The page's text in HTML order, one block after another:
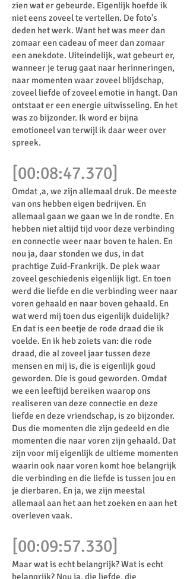
zien wat er gebeurde. Eigenlijk hoefde ik
niet eens zoveel te vertellen. De foto's
deden het werk. Want het was meer dan
zomaar een cadeau of meer dan zomaar
een anekdote. Uiteindelijk, wat gebeurt er,
wanneer je terug gaat naar herinneringen,
naar momenten waar zoveel blijdschap,
zoveel liefde of zoveel emotie in hangt. Dan
ontstaat er een energie uitwisseling. En het
was zo bijzonder. Ik word er bijna
emotioneel van terwijl ik daar weer over
spreek.
[00:08:47.370]
Omdat ,a, we zijn allemaal druk. De meeste
van ons hebben eigen bedrijven. En
allemaal gaan we gaan we in de rondte. En
hebben niet altijd tijd voor deze verbinding
en connectie weer naar boven te halen. En
nou ja, daar stonden we dus, in dat
prachtige Zuid-Frankrijk. De plek waar
zoveel geschiedenis eigenlijk ligt. En toen
werd die liefde en die verbinding weer naar
voren gehaald en naar boven gehaald. En
wat werd mij toen dus eigenlijk duidelijk?
En dat is een beetje de rode draad die ik
voelde. En ik heb zoiets van: die rode
draad, die al zoveel jaar tussen deze
mensen en mij is, die is eigenlijk goud
geworden. Die is goud geworden. Omdat
we een leeftijd bereiken waarop ons
realiseren van deze connectie en deze
liefde en deze vriendschap, is zo bijzonder.
Dus die momenten die zijn gedeeld en die
momenten die naar voren zijn gehaald. Dat
zijn voor mij eigenlijk de ultieme momenten
waarin ook naar voren komt hoe belangrijk
die verbinding en die liefde is tussen jou en
je dierbaren. En ja, we zijn meestal
allemaal aan het aan het zoeken en aan het
overleven vaak.
[00:09:57.330]
Maar wat is echt belangrijk? Wat is echt
belangrijk? Nou ja, die liefde, die